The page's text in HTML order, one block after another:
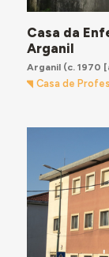
Casa da
Arganil
Arganil(c. 1970
Casa de